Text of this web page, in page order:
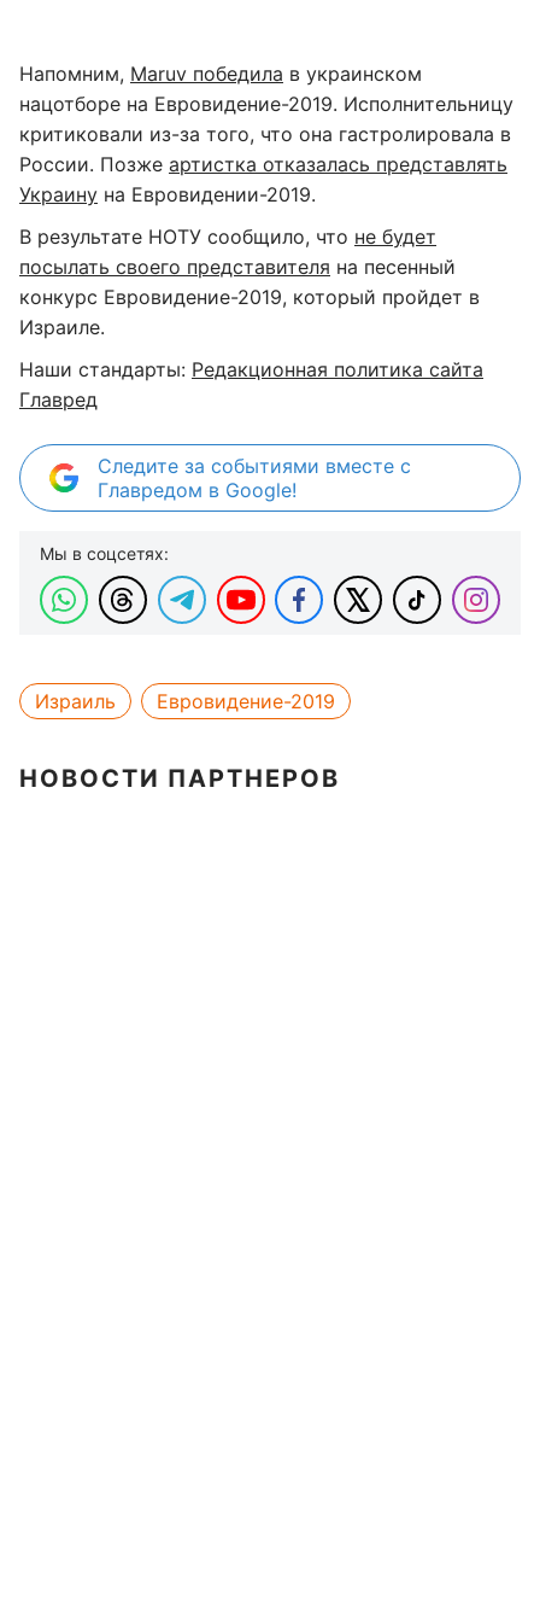
Напомним, Maruv победила в украинском
нацотборе на Евровидение-2019. Исполнительницу
критиковали из-за того, что она гастролировала в
России. Позже артистка отказалась представлять
Украину на Евровидении-2019.
В результате НОТУ сообщило, что не будет
посылать своего представителя на песенный
конкурс Евровидение-2019, который пройдет в
Израиле.
Наши стандарты: Редакционная политика сайта
Главред
Следите за событиями вместе с
Главредом в Google!
Мы в соцсетях:
Израиль Евровидение-2019
НОВОСТИ ПАРТНЕРОВ